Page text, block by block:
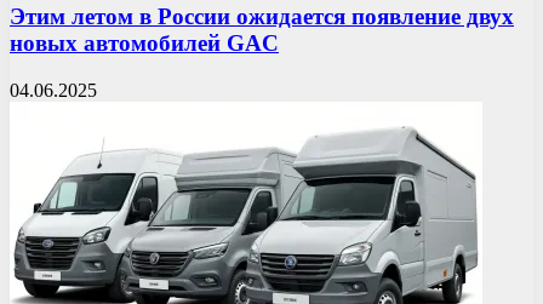
Этим летом в России ожидается появление двух
новых автомобилей GAC
04.06.2025